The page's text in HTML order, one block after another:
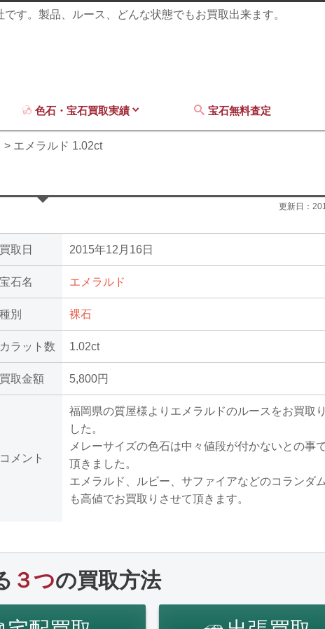
す。製品、ルース、どんな状態でもお買取出来ます。
色石・宝石買取実績 宝石無料査定
エメラルド 1.02ct
更新日：
買取日 2015年12月16日
宝石名 エメラルド
種別 裸石
カラット数 1.02ct
買取金額 5,800円
コメント
福岡県の質屋様よりエメラルドのルースをお買取
した。
メレーサイズの色石は中々値段が付かないとの事
頂きました。
エメラルド、ルビー、サファイアなどのコランダ
も高値でお買取りさせて頂きます。
３つの買取方法